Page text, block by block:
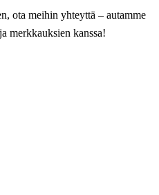
ota meihin yhteyttä – autamme
merkkauksien kanssa!